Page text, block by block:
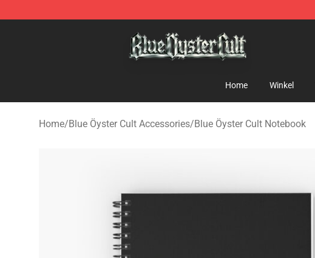
Home Winkel
Home/Blue Öyster Cult Accessories/Blue Öyster Cult Notebook